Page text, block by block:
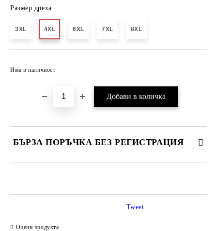
Размер дреха :
3XL 4XL 6XL 7XL 8XL
Има в наличност
БЪРЗА ПОРЪЧКА БЕЗ РЕГИСТРАЦИЯ
Оцени продукта
Tweet